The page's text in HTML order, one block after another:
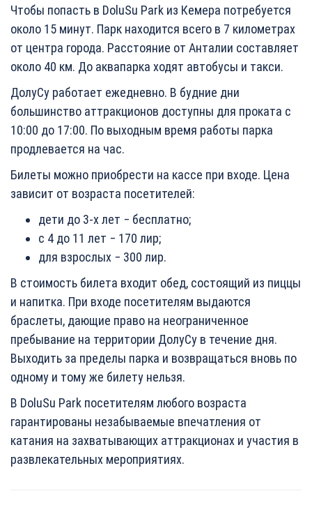
Чтобы попасть в DoluSu Park из Кемера потребуется
около 15 минут. Парк находится всего в 7 километрах
от центра города. Расстояние от Анталии составляет
около 40 км. До аквапарка ходят автобусы и такси.
ДолуСу работает ежедневно. В будние дни
большинство аттракционов доступны для проката с
10:00 до 17:00. По выходным время работы парка
продлевается на час.
Билеты можно приобрести на кассе при входе. Цена
зависит от возраста посетителей:
дети до 3-х лет − бесплатно;
с 4 до 11 лет − 170 лир;
для взрослых − 300 лир.
В стоимость билета входит обед, состоящий из пиццы
и напитка. При входе посетителям выдаются
браслеты, дающие право на неограниченное
пребывание на территории ДолуСу в течение дня.
Выходить за пределы парка и возвращаться вновь по
одному и тому же билету нельзя.
В DoluSu Park посетителям любого возраста
гарантированы незабываемые впечатления от
катания на захватывающих аттракционах и участия в
развлекательных мероприятиях.